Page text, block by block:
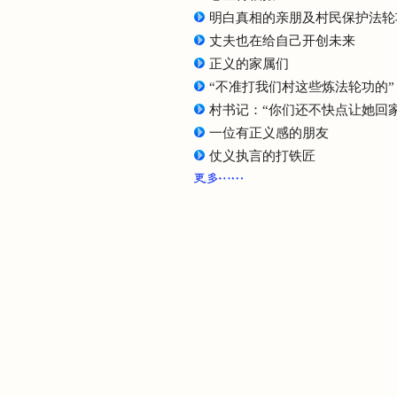
明白真相的亲朋及村民保护法
丈夫也在给自己开创未来
正义的家属们
“不准打我们村这些炼法轮功的”
村书记：“你们还不快点让她回
一位有正义感的朋友
仗义执言的打铁匠